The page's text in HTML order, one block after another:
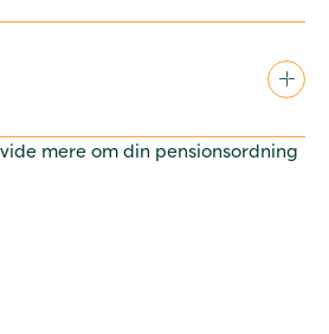
mere om din pensionsordning